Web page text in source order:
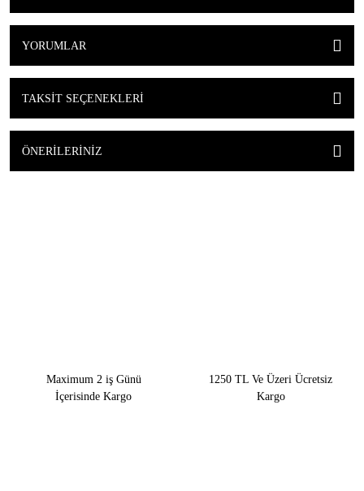
YORUMLAR
TAKSIT SEÇENEKLERI
ÖNERILERINIZ
Maximum 2 iş Günü
İçerisinde Kargo
1250 TL Ve Üzeri Ücretsiz
Kargo